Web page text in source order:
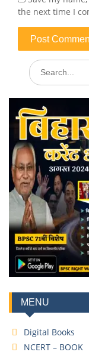
the next time I
MENU
Digital Books
NCERT – BOOK